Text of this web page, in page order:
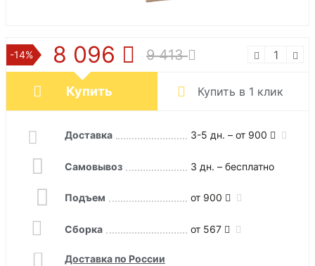
-14% 8 096 9 413
Купить Купить в 1 клик
Доставка 3-5 дн. – от 900
Самовывоз 3 дн. – бесплатно
Подъем от 900
Сборка от 567
Доставка по России